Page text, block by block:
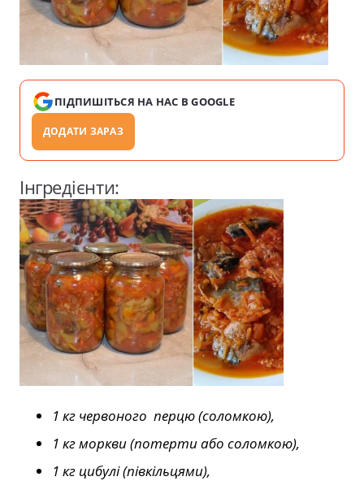
ПІДПИШІТЬСЯ НА НАС В GOOGLE
ДОДАТИ ЗАРАЗ
Інгредієнти:
1 кг червоного перцю(соломкою),
1 кг моркви (потерти або соломкою),
1 кг цибулі (півкільцями),